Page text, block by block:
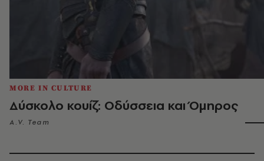
MORE IN CULTURE
Δύσκολο κουίζ: Οδύσσεια και Όμηρος
A.V. Team